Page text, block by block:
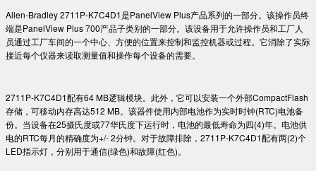
Allen-Bradley 2711P-K7C4D1是PanelView Plus产品系列的一部分。该操作员终
端是PanelView Plus 700产品子类别的一部分。该设备用于允许操作员和工厂人
员通过工厂车间的一个中心、方便的位置来控制和监控机器或过程。它消除了实际
接近每个仪器来读取测量值和操作每个设备的需要。
2711P-K7C4D1配有64 MB逻辑模块。此外，它可以安装一个外部CompactFlash
存储，可移动内存高达512 MB。该器件使用内部电池作为实时时钟(RTC)电池备
份。当设备在25摄氏度或77华氏度下运行时，电池的最低寿命为四(4)年。电池供
电的RTC每月的精确度为+/- 2分钟。对于故障排除，2711P-K7C4D1配有两(2)个
LED指示灯，分别用于通信(绿色)和故障(红色)。